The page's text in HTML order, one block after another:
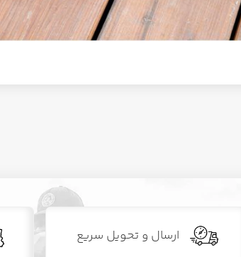
ارسال و تحویل سریع